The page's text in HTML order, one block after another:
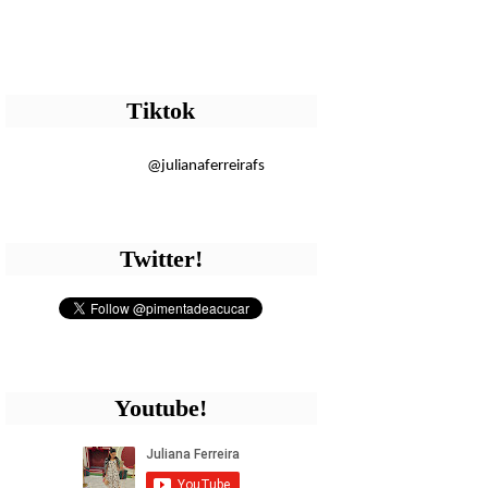
Tiktok
@julianaferreirafs
Twitter!
Youtube!